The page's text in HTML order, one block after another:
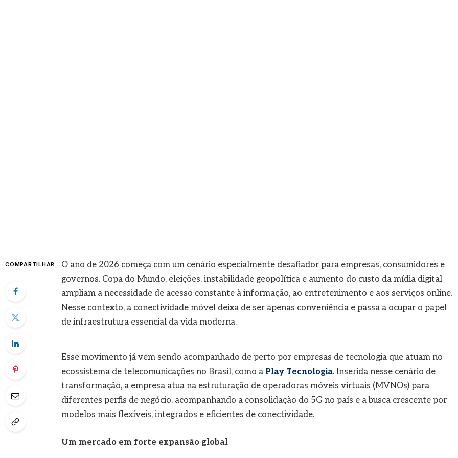
COMPARTILHAR
O ano de 2026 começa com um cenário especialmente desafiador para empresas, consumidores e
governos. Copa do Mundo, eleições, instabilidade geopolítica e aumento do custo da mídia digital
ampliam a necessidade de acesso constante à informação, ao entretenimento e aos serviços online.
Nesse contexto, a conectividade móvel deixa de ser apenas conveniência e passa a ocupar o papel
de infraestrutura essencial da vida moderna.
Esse movimento já vem sendo acompanhado de perto por empresas de tecnologia que atuam no
ecossistema de telecomunicações no Brasil, como a Play Tecnologia. Inserida nesse cenário de
transformação, a empresa atua na estruturação de operadoras móveis virtuais (MVNOs) para
diferentes perfis de negócio, acompanhando a consolidação do 5G no país e a busca crescente por
modelos mais flexíveis, integrados e eficientes de conectividade.
Um mercado em forte expansão global